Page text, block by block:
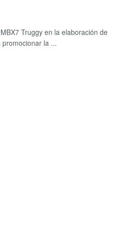
Truggy en la elaboración de
la ...